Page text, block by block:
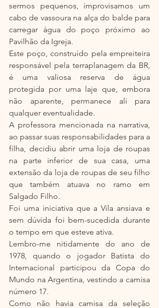
sermos pequenos, improvisamos um
cabo de vassoura na alça do balde para
carregar água do poço próximo ao
Pavilhão da Igreja.
Este poço, construído pela empreiteira
responsável pela terraplanagem da BR,
é uma valiosa reserva de água
protegida por uma laje que, embora
não aparente, permanece ali para
qualquer eventualidade.
A professora mencionada na narrativa,
ao passar suas responsabilidades para a
filha, decidiu abrir uma loja de roupas
na parte inferior de sua casa, uma
extensão da loja de roupas de seu filho
que também atuava no ramo em
Salgado Filho.
Foi uma iniciativa que a Vila ansiava e
sem dúvida foi bem-sucedida durante
o tempo em que esteve ativa.
Lembro-me nitidamente do ano de
1978, quando o jogador Batista do
Internacional participou da Copa do
Mundo na Argentina, vestindo a camisa
número 17.
Como não havia camisa da seleção